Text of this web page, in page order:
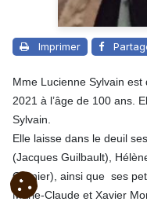
Imprimer
Mme Lucienne Sylvain
2021 à l’âge de 100 ans.
Sylvain.
Elle laisse dans le deuil
(Jacques Guilbault),
Grenier), ainsi que ses
Marie-Claude et Xavier